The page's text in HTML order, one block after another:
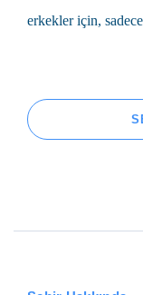
erkekler için,